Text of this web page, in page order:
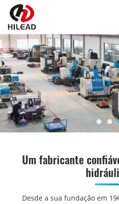
Um fabricante
Desde a sua fundação em